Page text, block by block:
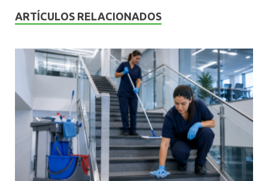
o
o
k
A
p
p
n
ARTÍCULOS RELACIONADOS